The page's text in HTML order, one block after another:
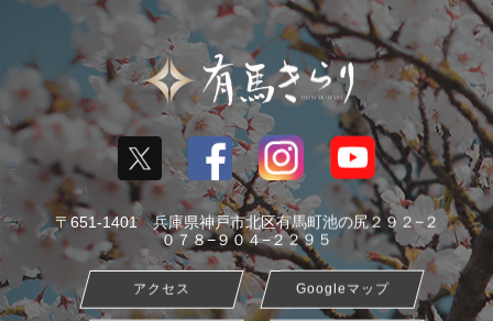
〒651-1401 兵庫県神戸市北区有馬町池の尻２９２−２
０７８−９０４−２２９５
アクセス Googleマップ